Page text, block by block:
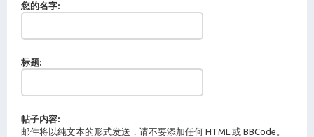
您的名字:
标题:
帖子内容:
邮件将以纯文本的形式发送，请不要添加任何 HTML 或 BBCode。